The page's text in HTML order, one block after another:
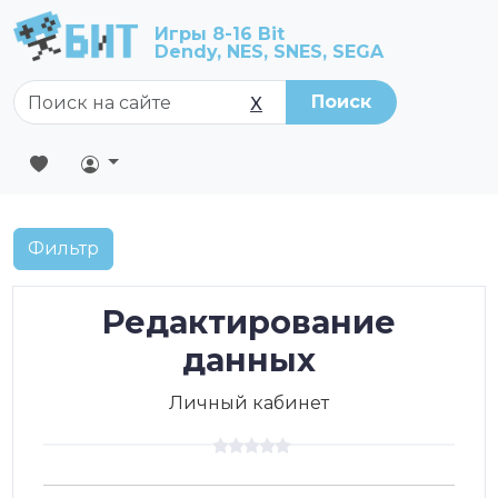
Игры 8-16 Bit
Dendy, NES, SNES, SEGA
Поиск
X
Фильтр
Редактирование
данных
Личный кабинет